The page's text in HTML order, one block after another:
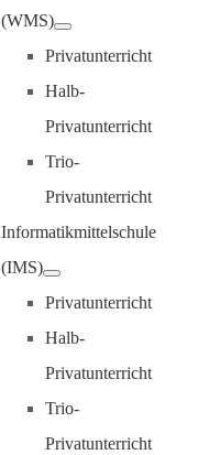
(WMS)
Privatunterricht
Halb-
Privatunterricht
Trio-
Privatunterricht
Informatikmittelschule
(IMS)
Privatunterricht
Halb-
Privatunterricht
Trio-
Privatunterricht